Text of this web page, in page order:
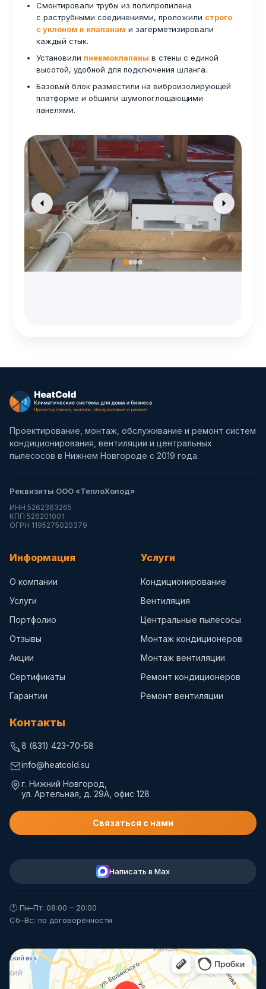
Смонтировали трубы из полипропилена
с раструбными соединениями, проложили строго
с уклоном к клапанам и загерметизировали
каждый стык.
Установили пневмоклапаны в стены с единой
высотой, удобной для подключения шланга.
Базовый блок разместили на виброизолирующей
платформе и обшили шумопоглощающими
панелями.
Проектирование, монтаж, обслуживание и ремонт систем
кондиционирования, вентиляции и центральных
пылесосов в Нижнем Новгороде с 2019 года.
Реквизиты ООО «ТеплоХолод»
ИНН 5262363265
КПП 526201001
ОГРН 1195275020379
Информация
О компании
Услуги
Портфолио
Отзывы
Акции
Сертификаты
Гарантии
Услуги
Кондиционирование
Вентиляция
Центральные пылесосы
Монтаж кондиционеров
Монтаж вентиляции
Ремонт кондиционеров
Ремонт вентиляции
Контакты
8 (831) 423-70-58
info@heatcold.su
г. Нижний Новгород,
ул. Артельная, д. 29А, офис 128
Связаться с нами
Написать в Max
🕐 Пн–Пт: 08:00 – 20:00
Сб–Вс: по договорённости